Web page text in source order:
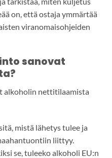
on, että ostaja ymmärtää
viranomaisohjeiden
sanovat
alkoholin nettitilaamista
mistä lähetys tulee ja
liittyy.
se, tuleeko alkoholi EU:n